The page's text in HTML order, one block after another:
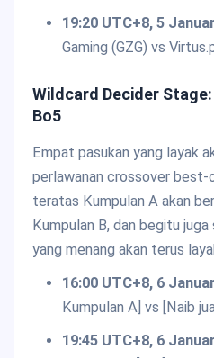
19:20 UTC+8, 5
Gaming (GZG) vs
Wildcard Decider
Bo5
Empat pasukan yang layak
perlawanan crossover best-
teratas Kumpulan A akan
Kumpulan B, dan begitu juga
yang menang akan terus
16:00 UTC+8, 6
Kumpulan A] vs [Naib
19:45 UTC+8, 6